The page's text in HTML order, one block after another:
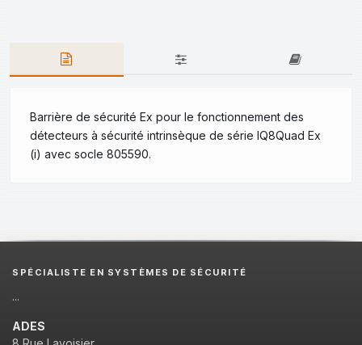
Barrière de sécurité Ex pour le fonctionnement des
détecteurs à sécurité intrinsèque de série IQ8Quad Ex
(i) avec socle 805590.
SPÉCIALISTE EN SYSTÈMES DE SÉCURITÉ
...
ADES